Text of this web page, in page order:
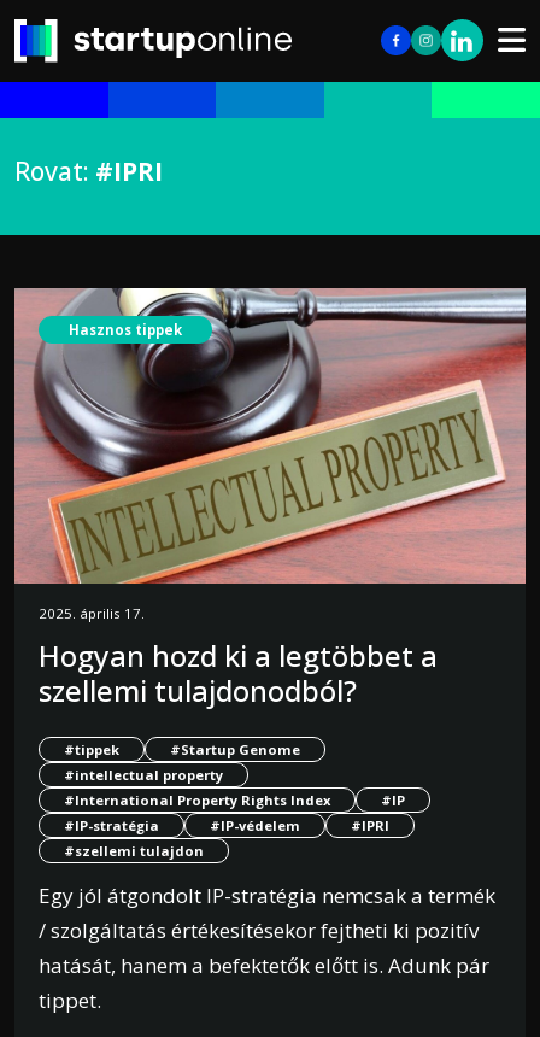
Rovat: #IPRI
Hasznos tippek
2025. április 17.
Hogyan hozd ki a legtöbbet a
szellemi tulajdonodból?
#tippek
#Startup Genome
#intellectual property
#International Property Rights Index
#IP
#IP-stratégia
#IP-védelem
#IPRI
#szellemi tulajdon
Egy jól átgondolt IP-stratégia nemcsak a termék
/ szolgáltatás értékesítésekor fejtheti ki pozitív
hatását, hanem a befektetők előtt is. Adunk pár
tippet.